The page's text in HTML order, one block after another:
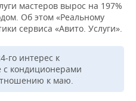
мастеров вырос на 197%
Об этом «Реальному
сервиса «Авито. Услуги».
го интерес к
кондиционерами
к маю.